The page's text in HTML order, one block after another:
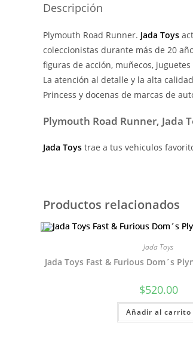
Descripción
Plymouth Road Runner. Jada Toys
coleccionistas durante más de 20
figuras de acción, muñecos,
La atención al detalle y la alta
Princess y docenas de marcas de
Plymouth Road Runner, Jada
Jada Toys trae a tus vehiculos
Productos relacionados
Jada Toys
Jada Toys Fast & Furious Dom´s
$520.00
Añadir al carrito